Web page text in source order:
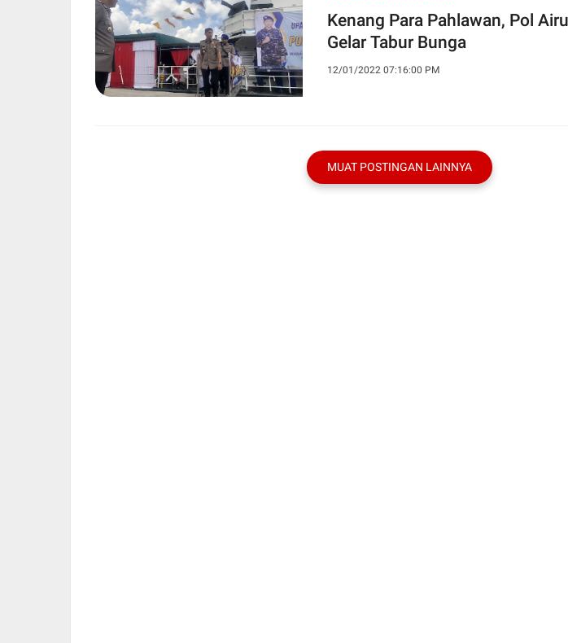
Kenang Para Pahlawan, Pol
Gelar Tabur Bunga
12/01/2022 07:16:00 PM
MUAT POSTINGAN LAINNYA